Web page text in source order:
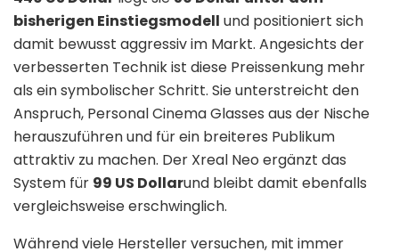
bisherigen Einstiegsmodell und positioniert sich
damit bewusst aggressiv im Markt. Angesichts der
verbesserten Technik ist diese Preissenkung mehr
als ein symbolischer Schritt. Sie unterstreicht den
Anspruch, Personal Cinema Glasses aus der Nische
herauszuführen und für ein breiteres Publikum
attraktiv zu machen. Der Xreal Neo ergänzt das
System für 99 US Dollarund bleibt damit ebenfalls
vergleichsweise erschwinglich.
Während viele Hersteller versuchen, mit immer